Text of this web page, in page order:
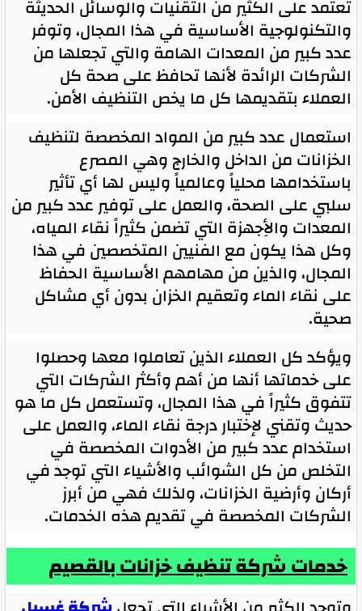
تعتمد على الكثير من التقنيات والوسائل الحديثة
والتكنولوجية الأساسية في هذا المجال، وتوفر
عدد كبير من المعدات الهامة والتي تجعلها من
الشركات الرائدة لأنها تحافظ على صحة كل
العملاء بتقديمها كل ما يخص التنظيف الأمن.
استعمال عدد كبير من المواد المخصصة لتنظيف
الخزانات من الداخل والخارج وهي المصرع
باستخدامها محلياً وعالمياً وليس لها أي تأثير
سلبي على الصحة، والعمل على توفير عدد كبير من
المعدات والأِجهزة التي تضمن كثيراً نقاء المياه،
وكل هذا يكون مع الفنيين المتخصصين في هذا
المجال، والذين من مهامهم الأساسية الحفاظ
على نقاء الماء وتعقيم الخزان بدون أي مشاكل
صحية.
ويؤكد كل العملاء الذين تعاملوا معها وحصلوا
على خدماتها أنها من أهم وأكثر الشركات التي
تتفوق كثيراً في هذا المجال، وتستعمل كل ما هو
حديث وتقني لإختبار درجة نقاء الماء، والعمل على
استخدام عدد كبير من الأدوات المخصصة في
التخلص من كل الشوائب والأشياء التي توجد في
أركان وأرضية الخزانات، ولذلك فهي من أبرز
الشركات المخصصة في تقديم هذه الخدمات.
خدمات شركة تنظيف خزانات بالقصيم